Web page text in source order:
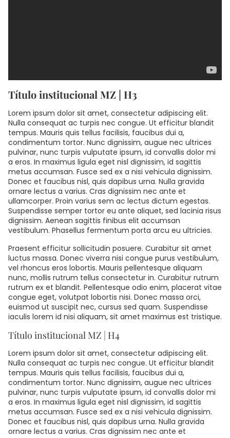
Título institucional MZ | H3
Lorem ipsum dolor sit amet, consectetur adipiscing elit.
Nulla consequat ac turpis nec congue. Ut efficitur blandit
tempus. Mauris quis tellus facilisis, faucibus dui a,
condimentum tortor. Nunc dignissim, augue nec ultrices
pulvinar, nunc turpis vulputate ipsum, id convallis dolor mi
a eros. In maximus ligula eget nisl dignissim, id sagittis
metus accumsan. Fusce sed ex a nisi vehicula dignissim.
Donec et faucibus nisl, quis dapibus urna. Nulla gravida
ornare lectus a varius. Cras dignissim nec ante et
ullamcorper. Proin varius sem ac lectus dictum egestas.
Suspendisse semper tortor eu ante aliquet, sed lacinia risus
dignissim. Aenean sagittis finibus elit accumsan
vestibulum. Phasellus fermentum porta arcu eu ultricies.
Praesent efficitur sollicitudin posuere. Curabitur sit amet
luctus massa. Donec viverra nisi congue purus vestibulum,
vel rhoncus eros lobortis. Mauris pellentesque aliquam
nunc, mollis rutrum tellus consectetur in. Curabitur rutrum
rutrum ex et blandit. Pellentesque odio enim, placerat vitae
congue eget, volutpat lobortis nisi. Donec massa orci,
euismod ut suscipit nec, cursus sed quam. Suspendisse
iaculis lorem id nisi aliquam, sit amet maximus est tristique.
Título institucional MZ | H4
Lorem ipsum dolor sit amet, consectetur adipiscing elit.
Nulla consequat ac turpis nec congue. Ut efficitur blandit
tempus. Mauris quis tellus facilisis, faucibus dui a,
condimentum tortor. Nunc dignissim, augue nec ultrices
pulvinar, nunc turpis vulputate ipsum, id convallis dolor mi
a eros. In maximus ligula eget nisl dignissim, id sagittis
metus accumsan. Fusce sed ex a nisi vehicula dignissim.
Donec et faucibus nisl, quis dapibus urna. Nulla gravida
ornare lectus a varius. Cras dignissim nec ante et